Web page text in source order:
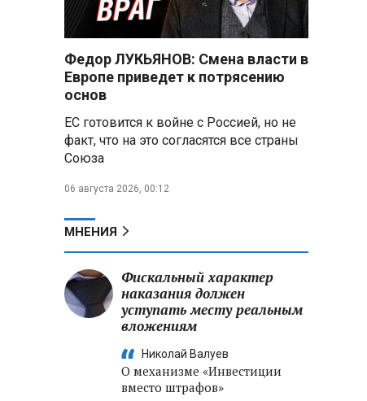
Вячеслав Володин:
Противодействие
мошенничеству и миграционная
политика — приоритеты работы
Госдумы
Владимир Путин запросил у
военного командования оценки
крупные кадровые
Минобороны РФ: новые
военно-строительные
подразделения будут возводить
стране
Федор ЛУКЬЯНОВ: Смена власти в
Европе приведет к потрясению
основ
ЕС готовится к войне с Россией, но не
факт, что на это согласятся все страны
Союза
06 августа 2026, 00:12
МНЕНИЯ
Фискальный характер
наказания должен
уступать месту реальным
вложениям
Николай Валуев
О механизме «Инвестиции
вместо штрафов»